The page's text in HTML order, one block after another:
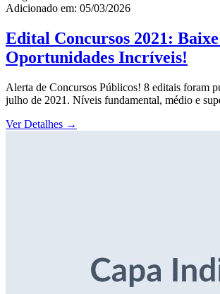
Adicionado em: 05/03/2026
Edital Concursos 2021:
Oportunidades Incríveis!
Alerta de Concursos Públicos! 8 editais foram
julho de 2021. Níveis fundamental, médio e
Ver Detalhes →